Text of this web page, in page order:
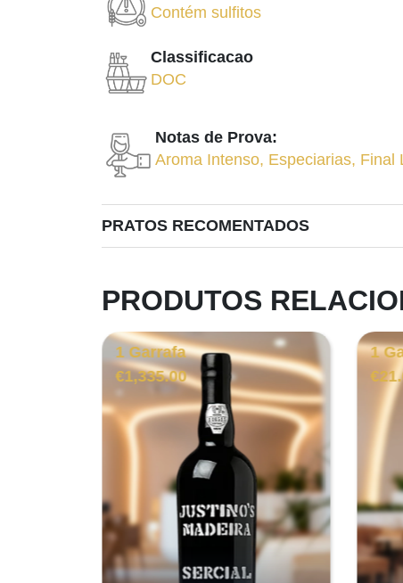
Contém sulfitos
Classificacao
DOC
Notas de Prova:
Aroma Intenso, Especiarias, Final
PRATOS RECOMENTADOS
PRODUTOS
1 Garrafa
€1,335.00
1
€